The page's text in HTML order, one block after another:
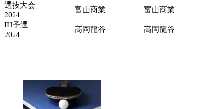
選抜大会
2024
富山商業
富山商業
IH予選
2024
高岡龍谷 高岡龍谷